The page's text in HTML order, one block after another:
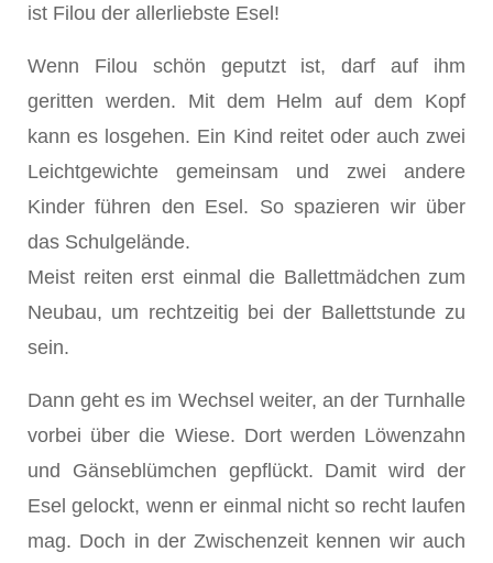
ist Filou der allerliebste Esel!
Wenn Filou schön geputzt ist, darf auf ihm
geritten werden. Mit dem Helm auf dem Kopf
kann es losgehen. Ein Kind reitet oder auch zwei
Leichtgewichte gemeinsam und zwei andere
Kinder führen den Esel. So spazieren wir über
das Schulgelände.
Meist reiten erst einmal die Ballettmädchen zum
Neubau, um rechtzeitig bei der Ballettstunde zu
sein.
Dann geht es im Wechsel weiter, an der Turnhalle
vorbei über die Wiese. Dort werden Löwenzahn
und Gänseblümchen gepflückt. Damit wird der
Esel gelockt, wenn er einmal nicht so recht laufen
mag. Doch in der Zwischenzeit kennen wir auch